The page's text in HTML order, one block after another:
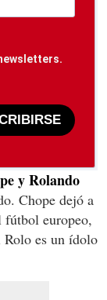
y Rolando
Chope dejó a
fútbol europeo,
es un ídolo